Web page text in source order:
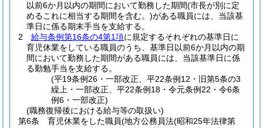
以前6か月以内の期間において勤務した期間(市長が別に定
めるこれに相当する期間を含む。)がある職員には、当該基
準日に係る期末手当を支給する。
2
給与条例第16条の4第1項に規定するそれぞれの基準日に
育児休業をしている職員のうち、基準日以前6か月以内の期
間において勤務した期間がある職員には、当該基準日に係
る勤勉手当を支給する。
(平19条例26・一部改正、平22条例12・旧第5条の3
繰上・一部改正、平22条例18・令元条例22・令6条
例6・一部改正)
(職務復帰後における給与等の取扱い)
第6条
育児休業をした職員(地方公務員法(昭和25年法律第